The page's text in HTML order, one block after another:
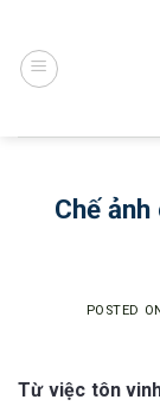
content
Chế
POSTED
Từ việc tôn